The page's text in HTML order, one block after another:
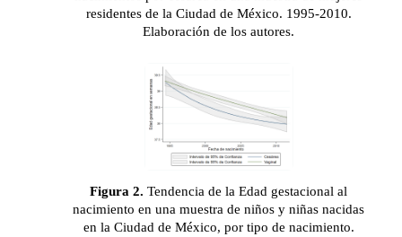
residentes de la Ciudad de México. 1995-2010.
Elaboración de los autores.
Figura 2. Tendencia de la Edad gestacional al
nacimiento en una muestra de niños y niñas nacidas
en la Ciudad de México, por tipo de nacimiento.